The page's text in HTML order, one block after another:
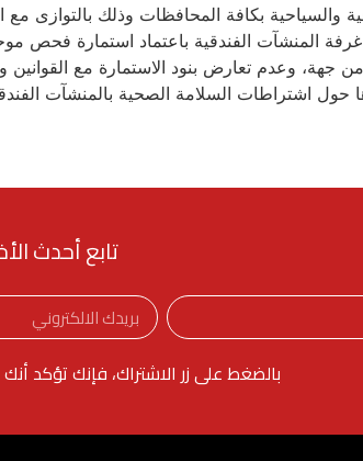
والسياحية بكافة المحافظات وذلك بالتوازى
غرفة المنشآت الفندقية باعتماد استمارة
جهة، وعدم تعارض بنود الاستمارة مع
حول اشتراطات السلامة الصحية بالمنشآت
تابع أحدث
بالضغط على زر الاشتراك، فإنك تؤكد